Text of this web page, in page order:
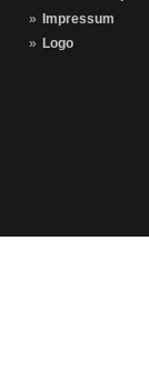
»
Impressum
» Logo